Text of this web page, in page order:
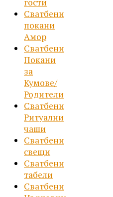
Сватбени
покани
Амор
Сватбени
Покани
за
Кумове/
Родители
Сватбени
Ритуални
чаши
Сватбени
свещи
Сватбени
табели
Сватбени